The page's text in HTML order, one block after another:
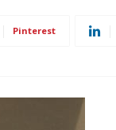
Pinterest